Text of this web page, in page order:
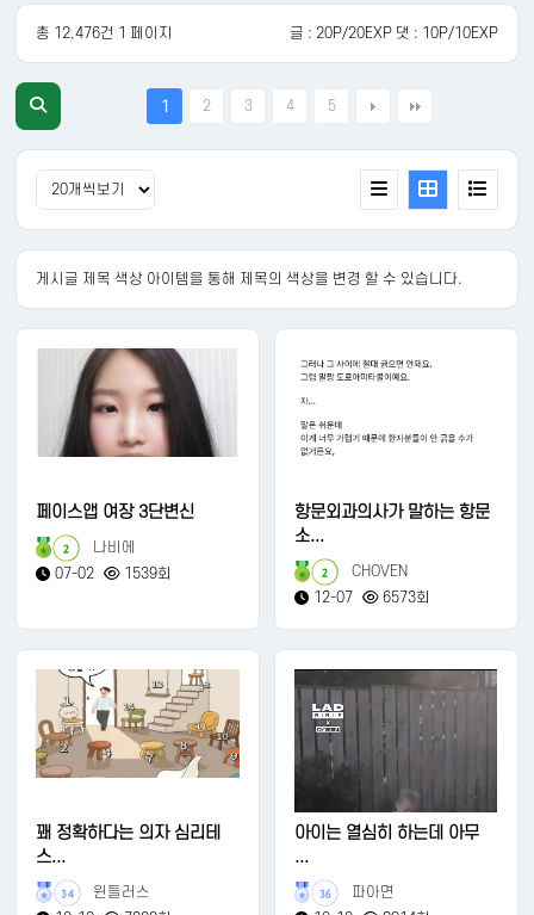
총 12,476건 1 페이지 글 : 20P/20EXP 댓 : 10P/10EXP
1 2 3 4 5
게시글 제목 색상 아이템을 통해 제목의 색상을 변경 할 수 있습니다.
페이스앱 여장 3단변신
2
나비에
07-02
1539회
항문외과의사가 말하는 항문
소...
2
CHOVEN
12-07
6573회
꽤 정확하다는 의자 심리테
스...
34
윈들러스
아이는 열심히 하는데 아무
...
36
파아면